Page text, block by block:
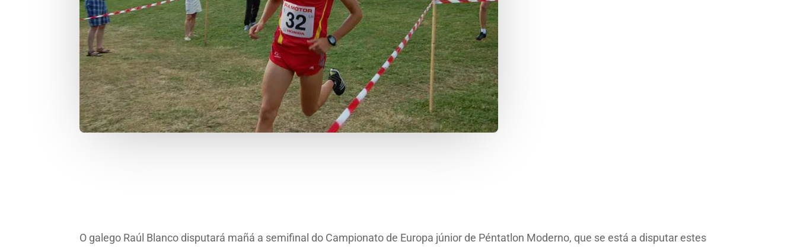
O galego Raúl Blanco disputará mañá a semifinal do Campionato de Europa júnior de Péntatlon Moderno, que se está a disputar estes